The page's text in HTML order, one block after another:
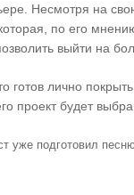
Несмотря на
по его
выйти на
готов лично
проект будет
уже подготовил